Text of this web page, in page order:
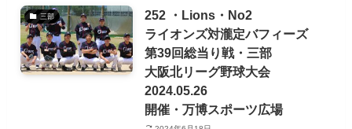
三部
252 ・Lions・No2
ライオンズ対瀧定バフィーズ
第39回総当り戦・三部
大阪北リーグ野球大会
2024.05.26
開催・万博スポーツ広場